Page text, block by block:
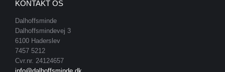
KONTAKT OS
Dalhoffsminde
Dalhoffsmindevej 3
6100 Haderslev
7457 5212
Cvr.nr. 24124657